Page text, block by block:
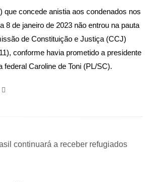
que concede anistia aos condenados nos
8 de janeiro de 2023 não entrou na pauta
de Constituição e Justiça (CCJ)
conforme havia prometido a presidente
federal Caroline de Toni (PL/SC).